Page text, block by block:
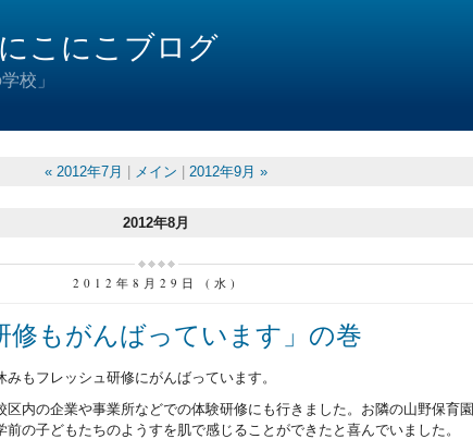
こにこブログ
校」
« 2012年7月 メイン 2012年9月 »
2012年8月
2012年8月29日 (水)
修もがんばっています」の巻
もフレッシュ研修にがんばっています。
区内の企業や事業所などでの体験研修にも行きました。お隣の山野保育園
の子どもたちのようすを肌で感じることができたと喜んでいました。